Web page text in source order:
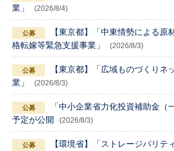
業」
(2026/8/4)
【東京都】「中東情勢による原
格転嫁等緊急支援事業」
(2026/8/3)
【東京都】「広域ものづくりネ
業」
(2026/8/3)
「中小企業省力化投資補助金（
予定が公開
(2026/8/3)
【環境省】「ストレージパリテ